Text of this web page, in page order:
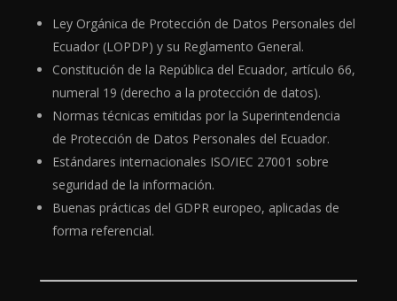
Ley Orgánica de Protección de Datos Personales del
Ecuador (LOPDP) y su Reglamento General.
Constitución de la República del Ecuador, artículo 66,
numeral 19 (derecho a la protección de datos).
Normas técnicas emitidas por la Superintendencia
de Protección de Datos Personales del Ecuador.
Estándares internacionales ISO/IEC 27001 sobre
seguridad de la información.
Buenas prácticas del GDPR europeo, aplicadas de
forma referencial.